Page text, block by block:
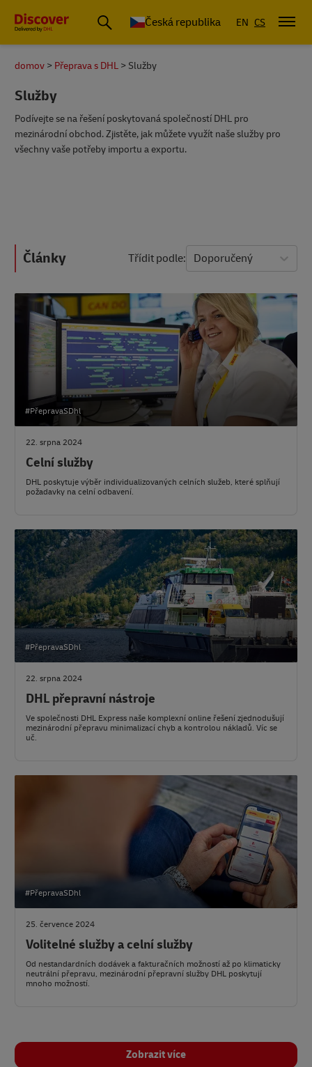
Česká republika EN CS
domov Přeprava s DHL Služby
Služby
Podívejte se na řešení poskytovaná společností DHL pro
mezinárodní obchod. Zjistěte, jak můžete využít naše služby pro
všechny vaše potřeby importu a exportu.
Články Třídit podle Doporučený
#PřepravaSDhl
22. srpna 2024
Celní služby
DHL poskytuje výběr individualizovaných celních služeb, které splňují
požadavky na celní odbavení.
#PřepravaSDhl
22. srpna 2024
DHL přepravní nástroje
Ve společnosti DHL Express naše komplexní online řešení zjednodušují
mezinárodní přepravu minimalizací chyb a kontrolou nákladů. Víc se
uč.
#PřepravaSDhl
25. července 2024
Volitelné služby a celní služby
Od nestandardních dodávek a fakturačních možností až po klimaticky
neutrální přepravu, mezinárodní přepravní služby DHL poskytují
mnoho možností.
Zobrazit více